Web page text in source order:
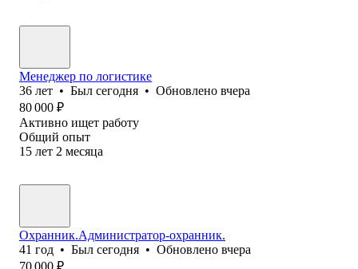
Менеджер по логистике
36 лет • Был сегодня • Обновлено вчера
80 000 ₽
Активно ищет работу
Общий опыт
15 лет 2 месяца
Охранник.Администратор-охранник.
41 год • Был сегодня • Обновлено вчера
70 000 ₽